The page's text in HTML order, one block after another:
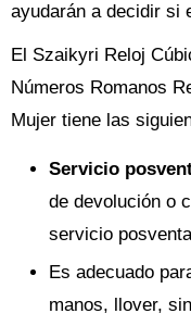
ayudarán a decidir si
El Szaikyri Reloj
Números Romanos
Mujer tiene las
Servicio
de devolución o
servicio
Es adecuado
manos, llover,